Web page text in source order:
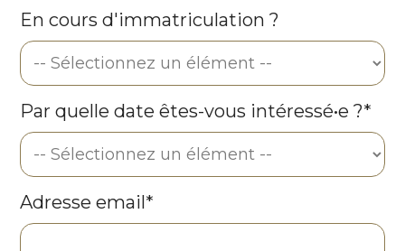
En cours d'immatriculation ?
Par quelle date êtes-vous intéressé•e ?*
Adresse email*